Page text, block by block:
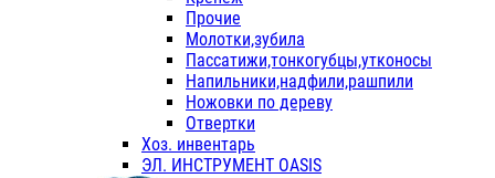
Прочие
Молотки,зубила
Пассатижи,тонкогубцы,утконосы
Напильники,надфили,рашпили
Ножовки по дереву
Отвертки
Хоз. инвентарь
ЭЛ. ИНСТРУМЕНТ OASIS